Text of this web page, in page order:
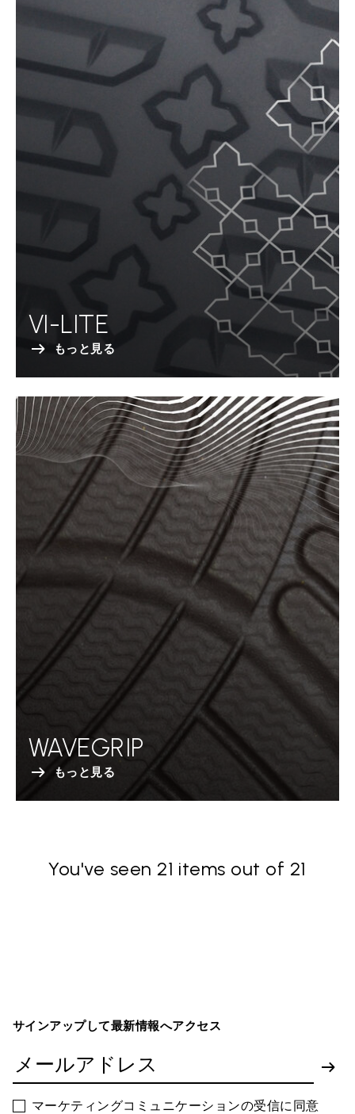
VI-LITE
もっと見る
WAVEGRIP
もっと見る
You've seen 21 items out of 21
サインアップして最新情報へアクセス
マーケティングコミュニケーションの受信に同意